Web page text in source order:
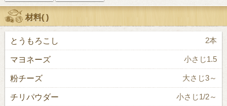
材料( )
とうもろこし 2本
マヨネーズ 小さじ1.5
粉チーズ 大さじ3～
チリパウダー 小さじ1/2～